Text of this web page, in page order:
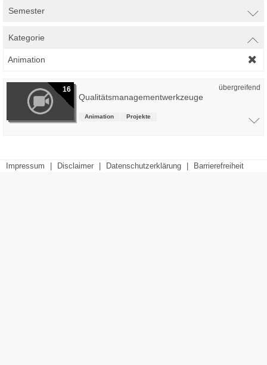
Semester
Kategorie
Animation
16 übergreifend
Qualitätsmanagementwerkzeuge
Animation Projekte
Impressum Disclaimer Datenschutzerklärung Barrierefreiheit